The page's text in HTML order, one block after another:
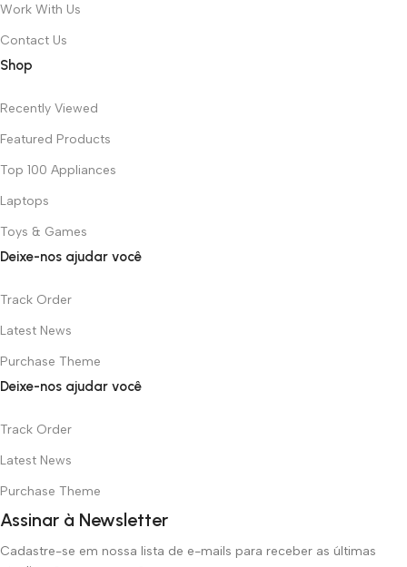
Work With Us
Contact Us
Shop
Recently Viewed
Featured Products
Top 100 Appliances
Laptops
Toys & Games
Deixe-nos ajudar você
Track Order
Latest News
Purchase Theme
Deixe-nos ajudar você
Track Order
Latest News
Purchase Theme
Assinar à Newsletter
Cadastre-se em nossa lista de e-mails para receber as últimas